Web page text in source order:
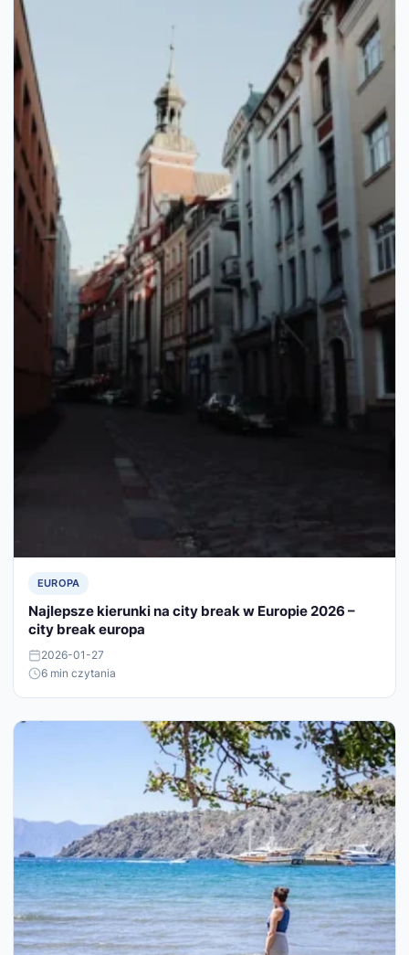
EUROPA
Najlepsze kierunki na city break w Europie 2026 –
city break europa
2026-01-27
6 min czytania